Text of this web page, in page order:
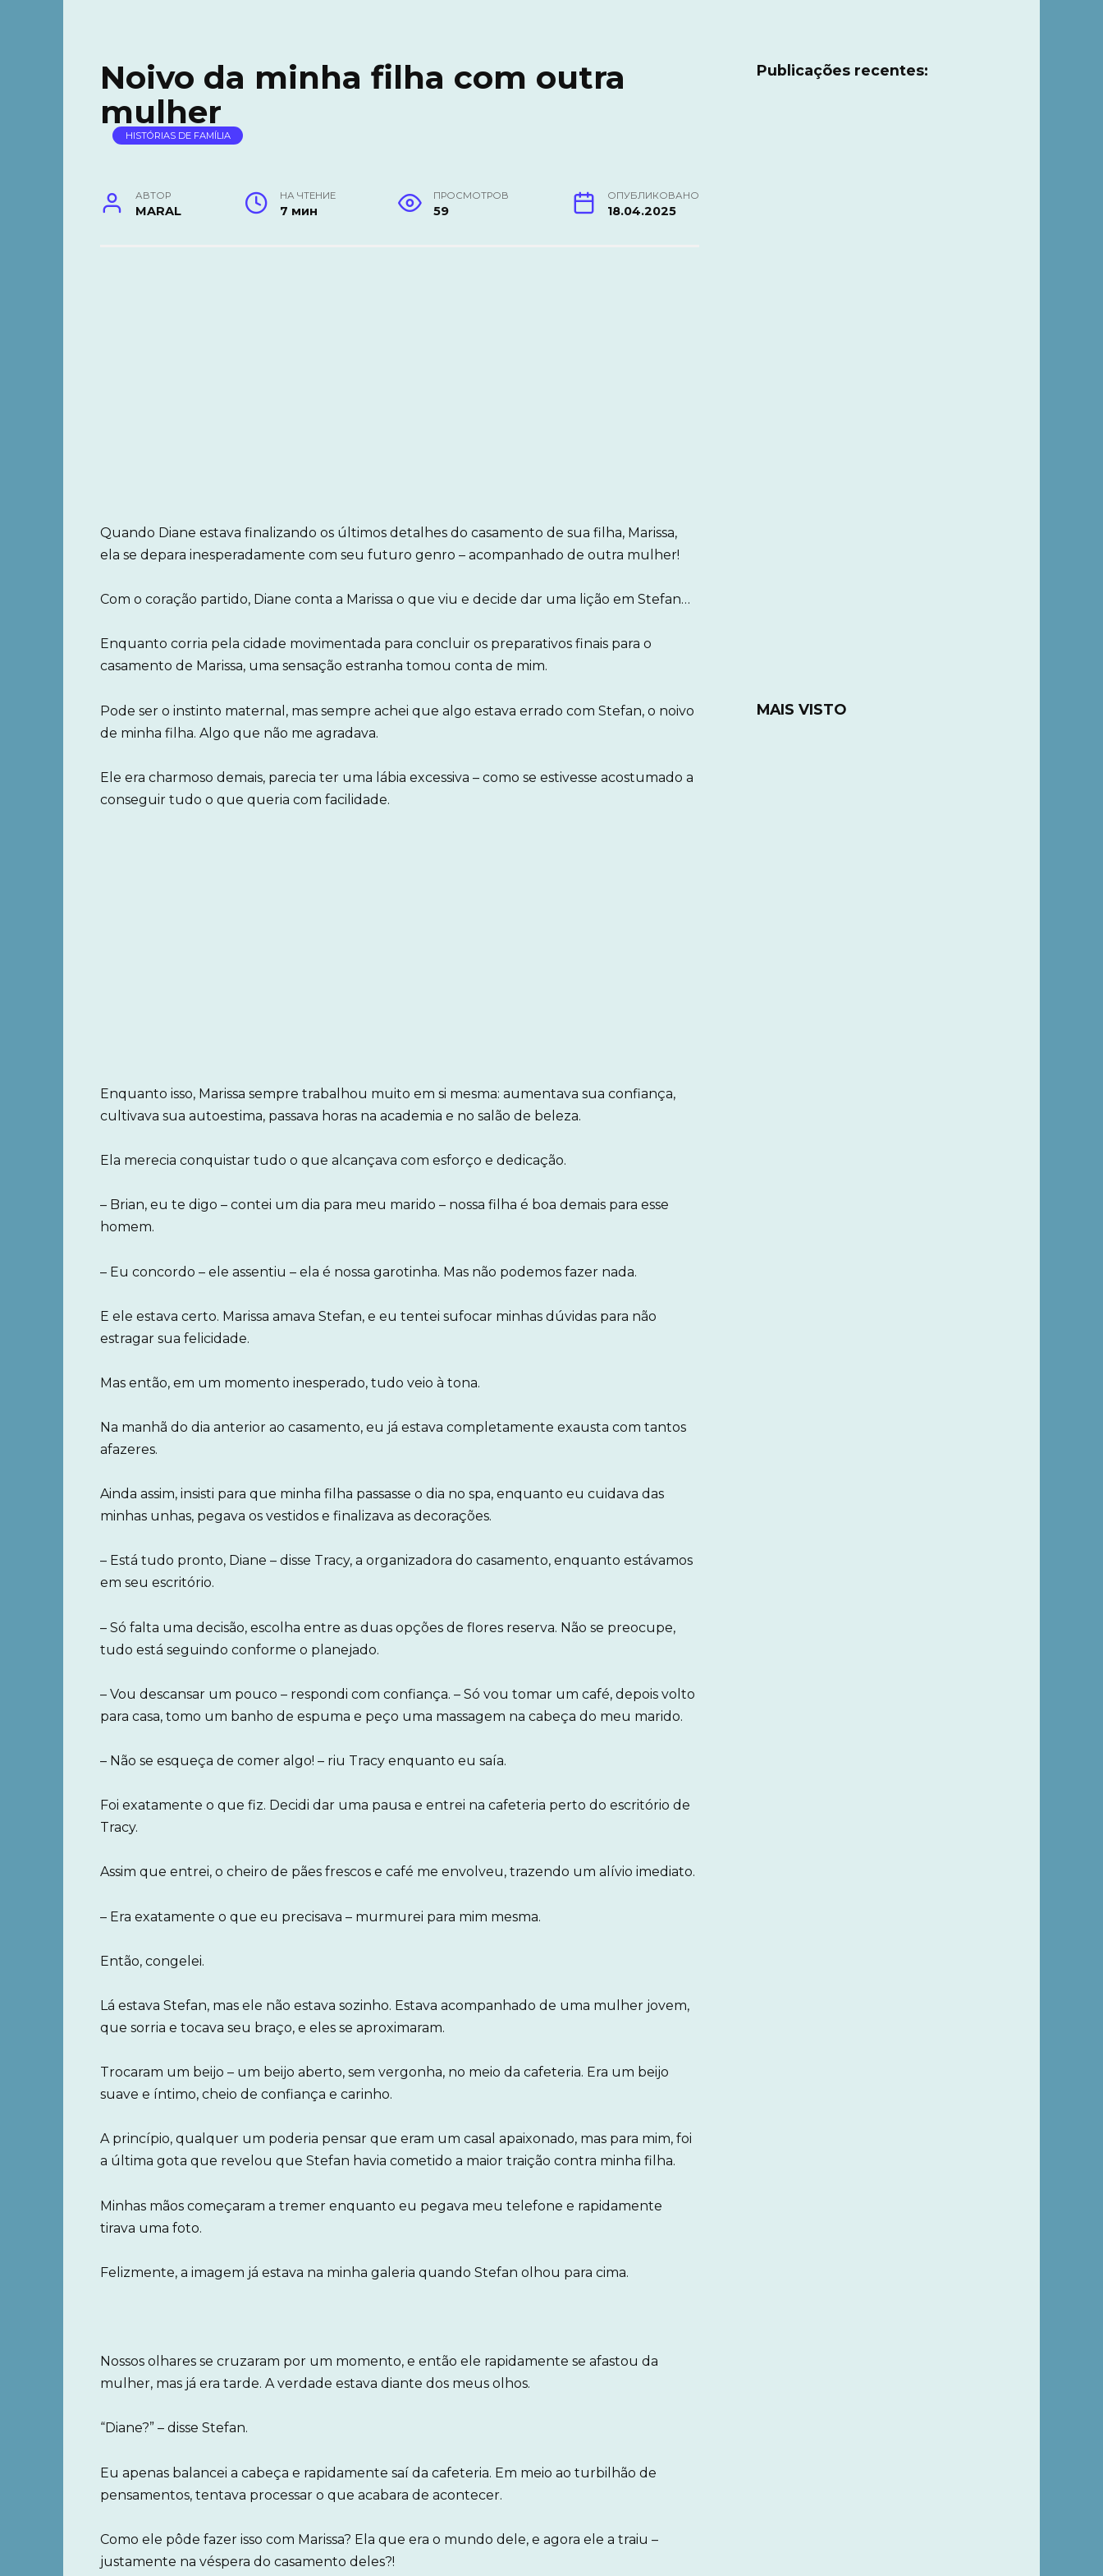
Noivo da minha filha com outra
mulher
HISTÓRIAS DE FAMÍLIA
АВТОР
MARAL
НА ЧТЕНИЕ
7 мин
ПРОСМОТРОВ
59
ОПУБЛИКОВАНО
18.04.2025
Quando Diane estava finalizando os últimos detalhes do casamento de sua filha, Marissa,
ela se depara inesperadamente com seu futuro genro – acompanhado de outra mulher!
Com o coração partido, Diane conta a Marissa o que viu e decide dar uma lição em Stefan…
Enquanto corria pela cidade movimentada para concluir os preparativos finais para o
casamento de Marissa, uma sensação estranha tomou conta de mim.
Pode ser o instinto maternal, mas sempre achei que algo estava errado com Stefan, o noivo
de minha filha. Algo que não me agradava.
Ele era charmoso demais, parecia ter uma lábia excessiva – como se estivesse acostumado a
conseguir tudo o que queria com facilidade.
Enquanto isso, Marissa sempre trabalhou muito em si mesma: aumentava sua confiança,
cultivava sua autoestima, passava horas na academia e no salão de beleza.
Ela merecia conquistar tudo o que alcançava com esforço e dedicação.
– Brian, eu te digo – contei um dia para meu marido – nossa filha é boa demais para esse
homem.
– Eu concordo – ele assentiu – ela é nossa garotinha. Mas não podemos fazer nada.
E ele estava certo. Marissa amava Stefan, e eu tentei sufocar minhas dúvidas para não
estragar sua felicidade.
Mas então, em um momento inesperado, tudo veio à tona.
Na manhã do dia anterior ao casamento, eu já estava completamente exausta com tantos
afazeres.
Ainda assim, insisti para que minha filha passasse o dia no spa, enquanto eu cuidava das
minhas unhas, pegava os vestidos e finalizava as decorações.
– Está tudo pronto, Diane – disse Tracy, a organizadora do casamento, enquanto estávamos
em seu escritório.
– Só falta uma decisão, escolha entre as duas opções de flores reserva. Não se preocupe,
tudo está seguindo conforme o planejado.
– Vou descansar um pouco – respondi com confiança. – Só vou tomar um café, depois volto
para casa, tomo um banho de espuma e peço uma massagem na cabeça do meu marido.
– Não se esqueça de comer algo! – riu Tracy enquanto eu saía.
Foi exatamente o que fiz. Decidi dar uma pausa e entrei na cafeteria perto do escritório de
Tracy.
Assim que entrei, o cheiro de pães frescos e café me envolveu, trazendo um alívio imediato.
– Era exatamente o que eu precisava – murmurei para mim mesma.
Então, congelei.
Lá estava Stefan, mas ele não estava sozinho. Estava acompanhado de uma mulher jovem,
que sorria e tocava seu braço, e eles se aproximaram.
Trocaram um beijo – um beijo aberto, sem vergonha, no meio da cafeteria. Era um beijo
suave e íntimo, cheio de confiança e carinho.
A princípio, qualquer um poderia pensar que eram um casal apaixonado, mas para mim, foi
a última gota que revelou que Stefan havia cometido a maior traição contra minha filha.
Minhas mãos começaram a tremer enquanto eu pegava meu telefone e rapidamente
tirava uma foto.
Felizmente, a imagem já estava na minha galeria quando Stefan olhou para cima.
Nossos olhares se cruzaram por um momento, e então ele rapidamente se afastou da
mulher, mas já era tarde. A verdade estava diante dos meus olhos.
“Diane?” – disse Stefan.
Eu apenas balancei a cabeça e rapidamente saí da cafeteria. Em meio ao turbilhão de
pensamentos, tentava processar o que acabara de acontecer.
Como ele pôde fazer isso com Marissa? Ela que era o mundo dele, e agora ele a traiu –
justamente na véspera do casamento deles?!
Publicações recentes:
MAIS VISTO